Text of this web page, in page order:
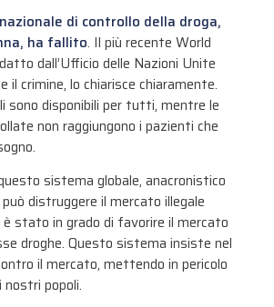
di controllo della droga,
ha fallito. Il più recente World
dall’Ufficio delle Nazioni Unite
il crimine, lo chiarisce chiaramente.
sono disponibili per tutti, mentre le
non raggiungono i pazienti che
sistema globale, anacronistico
distruggere il mercato illegale
è stato in grado di favorire il mercato
droghe. Questo sistema insiste nel
il mercato, mettendo in pericolo
popoli.